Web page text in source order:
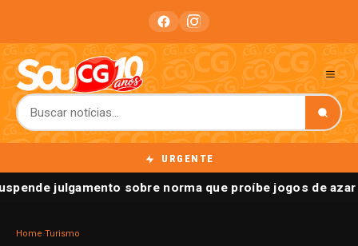
URGENTE
julgamento sobre norma que proíbe jogos de azar
Home Turismo